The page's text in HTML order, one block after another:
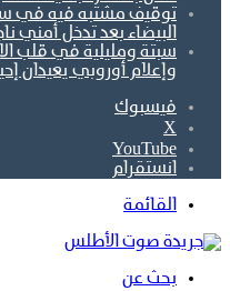
توقيف مشتبه فيه في
البيضاء بعد تدخل أمني
سبتة ومليلية في قلب
وإعلام أوروبي يعيدان
فيسبوك
‫X
‫YouTube
انستقرام
القائمة
بحث عن